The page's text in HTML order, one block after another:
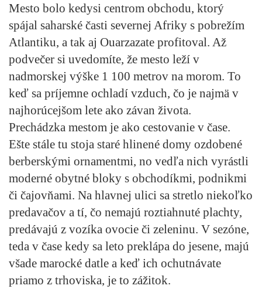
Mesto bolo kedysi centrom obchodu, ktorý
spájal saharské časti severnej Afriky s pobrežím
Atlantiku, a tak aj Ouarzazate profitoval. Až
podvečer si uvedomíte, že mesto leží v
nadmorskej výške 1 100 metrov na morom. To
keď sa príjemne ochladí vzduch, čo je najmä v
najhorúcejšom lete ako závan života.
Prechádzka mestom je ako cestovanie v čase.
Ešte stále tu stoja staré hlinené domy ozdobené
berberskými ornamentmi, no vedľa nich vyrástli
moderné obytné bloky s obchodíkmi, podnikmi
či čajovňami. Na hlavnej ulici sa stretlo niekoľko
predavačov a tí, čo nemajú roztiahnuté plachty,
predávajú z vozíka ovocie či zeleninu. V sezóne,
teda v čase kedy sa leto preklápa do jesene, majú
všade marocké datle a keď ich ochutnávate
priamo z trhoviska, je to zážitok.